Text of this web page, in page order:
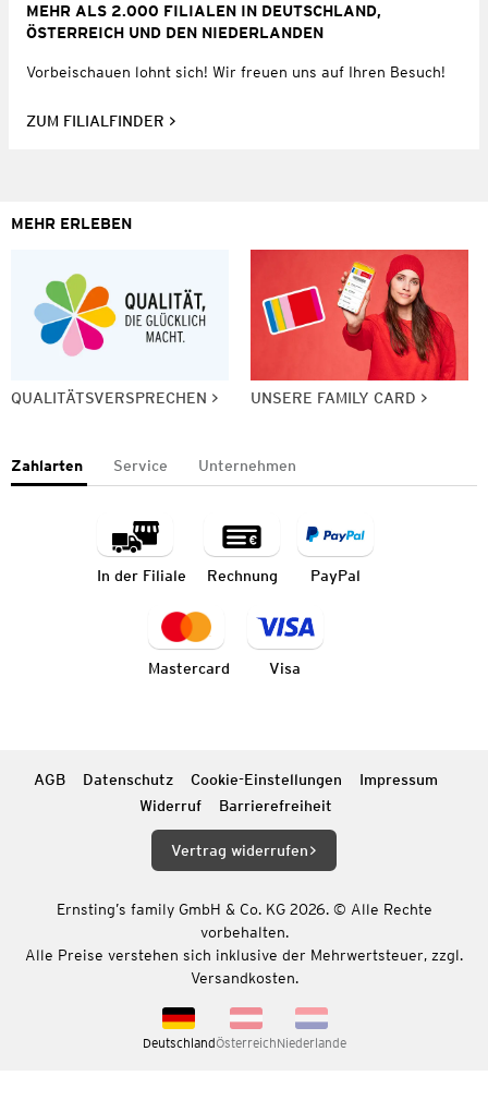
MEHR ALS 2.000 FILIALEN IN DEUTSCHLAND,
ÖSTERREICH UND DEN NIEDERLANDEN
Vorbeischauen lohnt sich! Wir freuen uns auf Ihren Besuch!
ZUM FILIALFINDER
MEHR ERLEBEN
QUALITÄTSVERSPRECHEN UNSERE FAMILY CARD
Zahlarten Service Unternehmen
In der Filiale Rechnung PayPal
Mastercard Visa
AGB Datenschutz Cookie-Einstellungen
Impressum
Widerruf
Barrierefreiheit
Vertrag widerrufen
Ernsting’s family GmbH & Co. KG 2026. © Alle Rechte
vorbehalten.
Alle Preise verstehen sich inklusive der Mehrwertsteuer, zzgl.
Versandkosten.
DeutschlandÖsterreichNiederlande